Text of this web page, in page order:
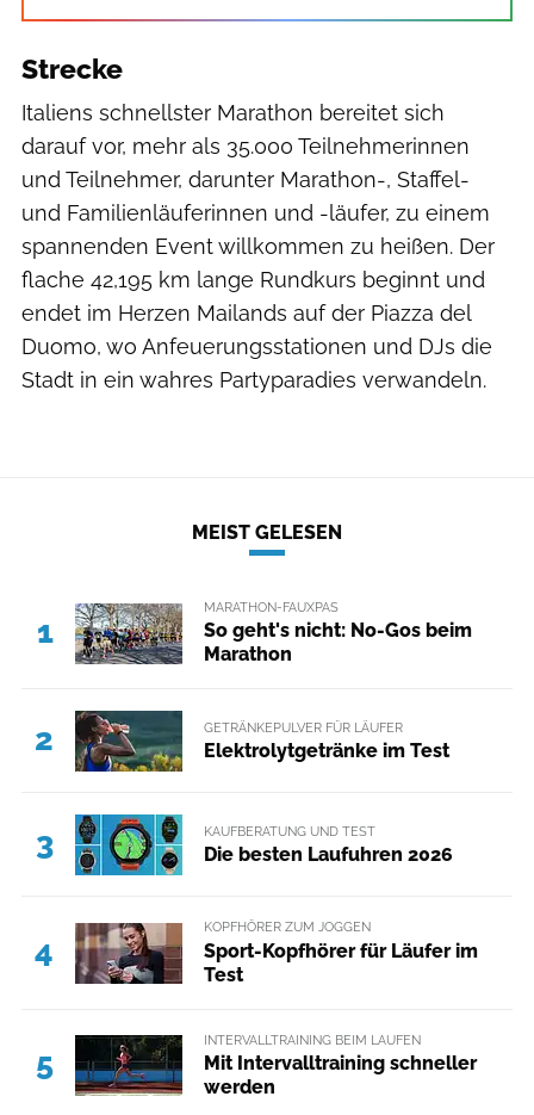
Strecke
Italiens schnellster Marathon bereitet sich
darauf vor, mehr als 35.000 Teilnehmerinnen
und Teilnehmer, darunter Marathon-, Staffel-
und Familienläuferinnen und -läufer, zu einem
spannenden Event willkommen zu heißen. Der
flache 42,195 km lange Rundkurs beginnt und
endet im Herzen Mailands auf der Piazza del
Duomo, wo Anfeuerungsstationen und DJs die
Stadt in ein wahres Partyparadies verwandeln.
MEIST GELESEN
1
MARATHON-FAUXPAS
So geht's nicht: No-Gos beim
Marathon
2 GETRÄNKEPULVER FÜR LÄUFER
Elektrolytgetränke im Test
3 KAUFBERATUNG UND TEST
Die besten Laufuhren 2026
4
KOPFHÖRER ZUM JOGGEN
Sport-Kopfhörer für Läufer im
Test
5
INTERVALLTRAINING BEIM LAUFEN
Mit Intervalltraining schneller
werden